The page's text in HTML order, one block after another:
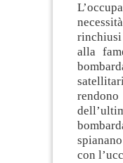
alla
con